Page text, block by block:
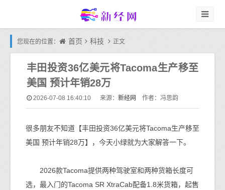
您现在的位置： 首页 科技 正文
丰田投资36亿美元将Tacoma生产移至
美国 预计年销28万
2026-07-08 16:40:10 来源： 新经网 作者：冯思韵
很多朋友不知道【丰田投资36亿美元将Tacoma生产移至
美国 预计年销28万】，今天小绿就为大家解答一下。
2026款Tacoma提供两种驾驶室和两种货箱长度可
选，最入门的Tacoma SR XtraCab配备1.8米货箱，起售